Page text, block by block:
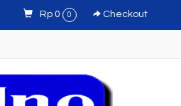
Rp 0 0 Checkout